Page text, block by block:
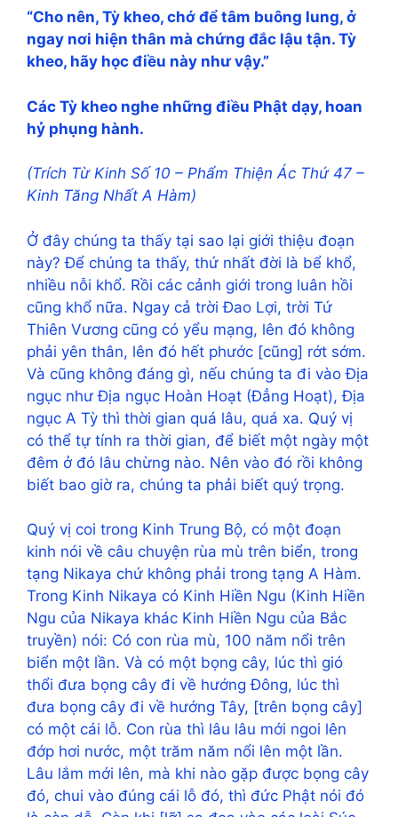
“Cho nên, Tỳ kheo, chớ để tâm buông lung, ở
ngay nơi hiện thân mà chứng đắc lậu tận. Tỳ
kheo, hãy học điều này như vậy.”
Các Tỳ kheo nghe những điều Phật dạy, hoan
hỷ phụng hành.
(Trích Từ Kinh Số 10 – Phẩm Thiện Ác Thứ 47 –
Kinh Tăng Nhất A Hàm)
Ở đây chúng ta thấy tại sao lại giới thiệu đoạn
này? Để chúng ta thấy, thứ nhất đời là bể khổ,
nhiều nỗi khổ. Rồi các cảnh giới trong luân hồi
cũng khổ nữa. Ngay cả trời Đao Lợi, trời Tứ
Thiên Vương cũng có yểu mạng, lên đó không
phải yên thân, lên đó hết phước [cũng] rớt sớm.
Và cũng không đáng gì, nếu chúng ta đi vào Địa
ngục như Địa ngục Hoàn Hoạt (Đẳng Hoạt), Địa
ngục A Tỳ thì thời gian quá lâu, quá xa. Quý vị
có thể tự tính ra thời gian, để biết một ngày một
đêm ở đó lâu chừng nào. Nên vào đó rồi không
biết bao giờ ra, chúng ta phải biết quý trọng.
Quý vị coi trong Kinh Trung Bộ, có một đoạn
kinh nói về câu chuyện rùa mù trên biển, trong
tạng Nikaya chứ không phải trong tạng A Hàm.
Trong Kinh Nikaya có Kinh Hiền Ngu (Kinh Hiền
Ngu của Nikaya khác Kinh Hiền Ngu của Bắc
truyền) nói: Có con rùa mù, 100 năm nổi trên
biển một lần. Và có một bọng cây, lúc thì gió
thổi đưa bọng cây đi về hướng Đông, lúc thì
đưa bọng cây đi về hướng Tây, [trên bọng cây]
có một cái lỗ. Con rùa thì lâu lâu mới ngoi lên
đớp hơi nước, một trăm năm nổi lên một lần.
Lâu lắm mới lên, mà khi nào gặp được bọng cây
đó, chui vào đúng cái lỗ đó, thì đức Phật nói đó